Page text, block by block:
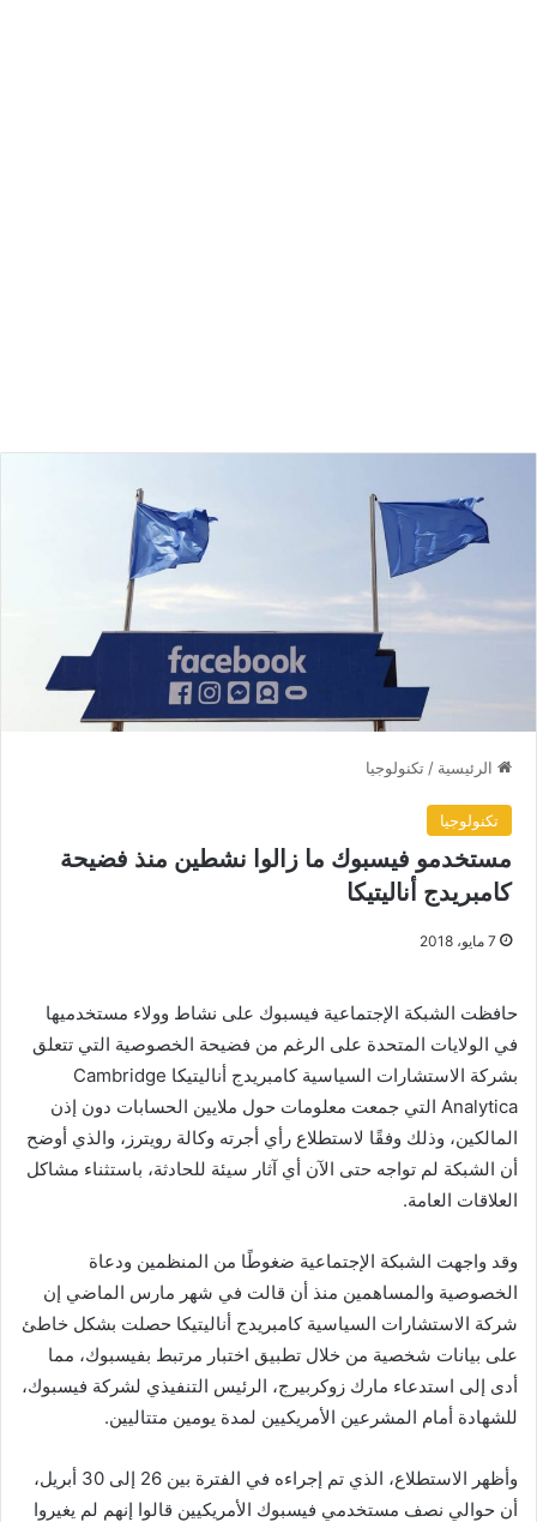
الرئيسية / تكنولوجيا
تكنولوجيا
مستخدمو فيسبوك ما زالوا نشطين منذ فضيحة
كامبريدج أناليتيكا
7 مايو، 2018
حافظت الشبكة الإجتماعية فيسبوك على نشاط وولاء مستخدميها
في الولايات المتحدة على الرغم من فضيحة الخصوصية التي تتعلق
بشركة الاستشارات السياسية كامبريدج أناليتيكا Cambridge
Analytica التي جمعت معلومات حول ملايين الحسابات دون إذن
المالكين، وذلك وفقًا لاستطلاع رأي أجرته وكالة رويترز، والذي أوضح
أن الشبكة لم تواجه حتى الآن أي آثار سيئة للحادثة، باستثناء مشاكل
العلاقات العامة.
وقد واجهت الشبكة الإجتماعية ضغوطًا من المنظمين ودعاة
الخصوصية والمساهمين منذ أن قالت في شهر مارس الماضي إن
شركة الاستشارات السياسية كامبريدج أناليتيكا حصلت بشكل خاطئ
على بيانات شخصية من خلال تطبيق اختبار مرتبط بفيسبوك، مما
أدى إلى استدعاء مارك زوكربيرج، الرئيس التنفيذي لشركة فيسبوك،
للشهادة أمام المشرعين الأمريكيين لمدة يومين متتاليين.
وأظهر الاستطلاع، الذي تم إجراءه في الفترة بين 26 إلى 30 أبريل،
أن حوالي نصف مستخدمي فيسبوك الأمريكيين قالوا إنهم لم يغيروا